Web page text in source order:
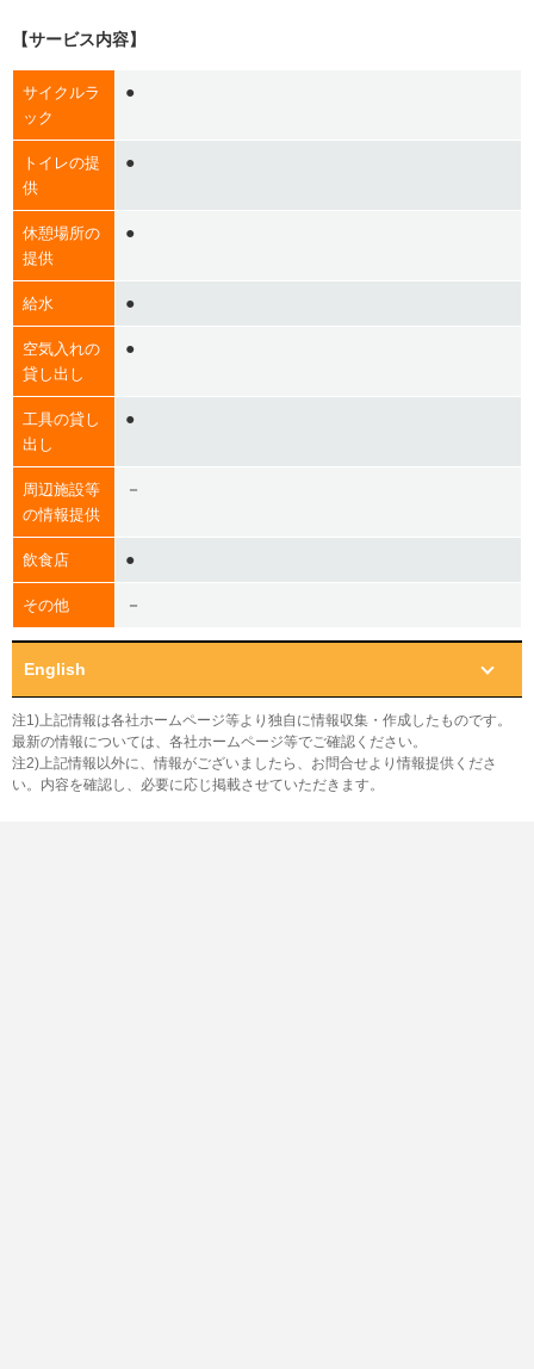
【サービス内容】
サイクルラ
ック
●
トイレの提
供
●
休憩場所の
提供
●
給水 ●
空気入れの
貸し出し
●
工具の貸し
出し
●
周辺施設等
の情報提供
－
飲食店 ●
その他 －
English
注1)上記情報は各社ホームページ等より独自に情報収集・作成したものです。
最新の情報については、各社ホームページ等でご確認ください。
注2)上記情報以外に、情報がございましたら、お問合せより情報提供くださ
い。内容を確認し、必要に応じ掲載させていただきます。